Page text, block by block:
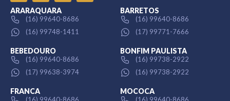
ARARAQUARA
(16) 99640-8686
(16) 99748-1411
BARRETOS
(16) 99640-8686
(17) 99771-7666
BEBEDOURO
(16) 99640-8686
(17) 99638-3974
BONFIM PAULISTA
(16) 99738-2922
(16) 99738-2922
FRANCA MOCOCA